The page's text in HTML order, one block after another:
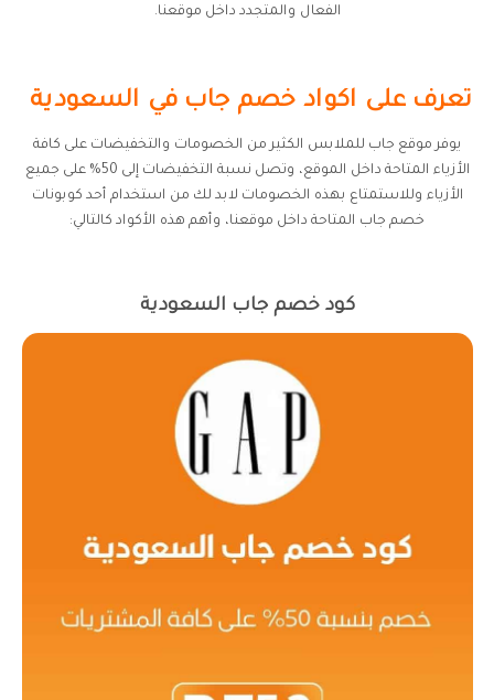
الفعال والمتجدد داخل موقعنا.
تعرف على اكواد خصم جاب في السعودية
يوفر موقع جاب للملابس الكثير من الخصومات والتخفيضات على كافة
الأزياء المتاحة داخل الموقع، وتصل نسبة التخفيضات إلى 50% على جميع
الأزياء وللاستمتاع بهذه الخصومات لابد لك من استخدام أحد كوبونات
خصم جاب المتاحة داخل موقعنا، وأهم هذه الأكواد كالتالي:
كود خصم جاب السعودية